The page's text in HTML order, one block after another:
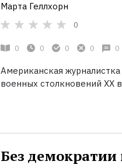
Марта Геллхорн
0
0 0 0 0 0
Американская
военных столкновений XX
Без демократии